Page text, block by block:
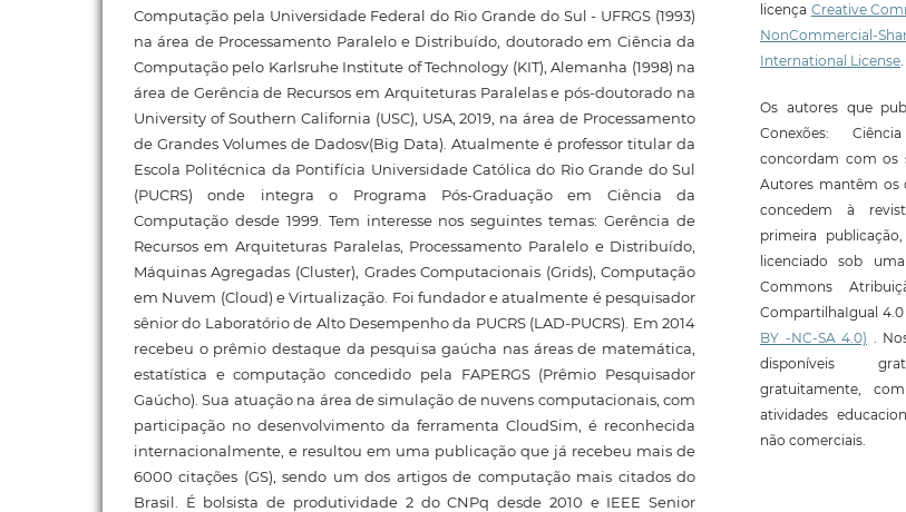
Computação pela Universidade Federal do Rio Grande do Sul - UFRGS (1993)
na área de Processamento Paralelo e Distribuído, doutorado em Ciência da
Computação pelo Karlsruhe Institute of Technology (KIT), Alemanha (1998) na
área de Gerência de Recursos em Arquiteturas Paralelas e pós-doutorado na
University of Southern California (USC), USA, 2019, na área de Processamento
de Grandes Volumes de Dadosv(Big Data). Atualmente é professor titular da
Escola Politécnica da Pontifícia Universidade Católica do Rio Grande do Sul
(PUCRS) onde integra o Programa Pós-Graduação em Ciência da
Computação desde 1999. Tem interesse nos seguintes temas: Gerência de
Recursos em Arquiteturas Paralelas, Processamento Paralelo e Distribuído,
Máquinas Agregadas (Cluster), Grades Computacionais (Grids), Computação
em Nuvem (Cloud) e Virtualização. Foi fundador e atualmente é pesquisador
sênior do Laboratório de Alto Desempenho da PUCRS (LAD-PUCRS). Em 2014
recebeu o prêmio destaque da pesquisa gaúcha nas áreas de matemática,
estatística e computação concedido pela FAPERGS (Prêmio Pesquisador
Gaúcho). Sua atuação na área de simulação de nuvens computacionais, com
participação no desenvolvimento da ferramenta CloudSim, é reconhecida
internacionalmente, e resultou em uma publicação que já recebeu mais de
6000 citações (GS), sendo um dos artigos de computação mais citados do
Brasil. É bolsista de produtividade 2 do CNPq desde 2010 e IEEE Senior
licença Creative
International License.
Os autores que
Conexões:
concordam com os
Autores mantêm os
concedem à
primeira
licenciado sob
Commons
CompartilhaIgual
BY -NC-SA 4.0) .
disponíveis
gratuitamente,
atividades
não comerciais.